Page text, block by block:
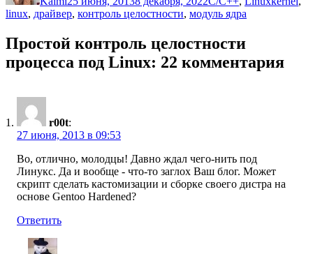
linux, драйвер, контроль целостности, модуль ядра
Простой контроль целостности
процесса под Linux: 22 комментария
r00t:
27 июня, 2013 в 09:53
Во, отлично, молодцы! Давно ждал чего-нить под
Линукс. Да и вообще - что-то заглох Ваш блог. Может
скрипт сделать кастомизации и сборке своего дистра на
основе Gentoo Hardened?
Ответить